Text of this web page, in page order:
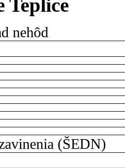
Teplice
nehôd
(ŠEDN)